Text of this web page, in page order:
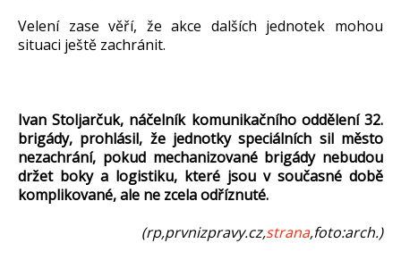
Velení zase věří, že akce dalších jednotek mohou
situaci ještě zachránit.
Ivan Stoljarčuk, náčelník komunikačního oddělení 32.
brigády, prohlásil, že jednotky speciálních sil město
nezachrání, pokud mechanizované brigády nebudou
držet boky a logistiku, které jsou v současné době
komplikované, ale ne zcela odříznuté.
(rp,prvnizpravy.cz,strana,foto:arch.)